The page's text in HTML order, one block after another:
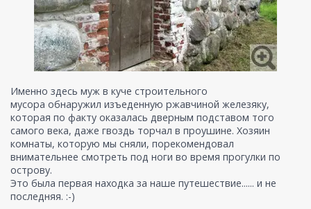
Именно здесь муж в куче строительного
мусора обнаружил изъеденную ржавчиной железяку,
которая по факту оказалась дверным подставом того
самого века, даже гвоздь торчал в проушине. Хозяин
комнаты, которую мы сняли, порекомендовал
внимательнее смотреть под ноги во время прогулки по
острову.
Это была первая находка за наше путешествие...... и не
последняя. :-)